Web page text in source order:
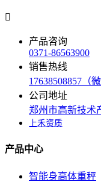

产品咨询
0371-86563900
销售热线
17638508857（
公司地址
郑州市高新技术
上禾资质
产品中心
智能身高体重秤